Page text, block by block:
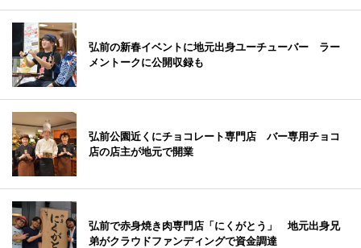
弘前の新春イベントに地元出身ユーチューバー ラー
メントークに公開収録も
弘前公園近くにチョコレート専門店 バー専用チョコ
店の店主が地元で開業
弘前で赤身焼き肉専門店「にくがとう」 地元出身兄
弟がクラウドファンディングで資金調達